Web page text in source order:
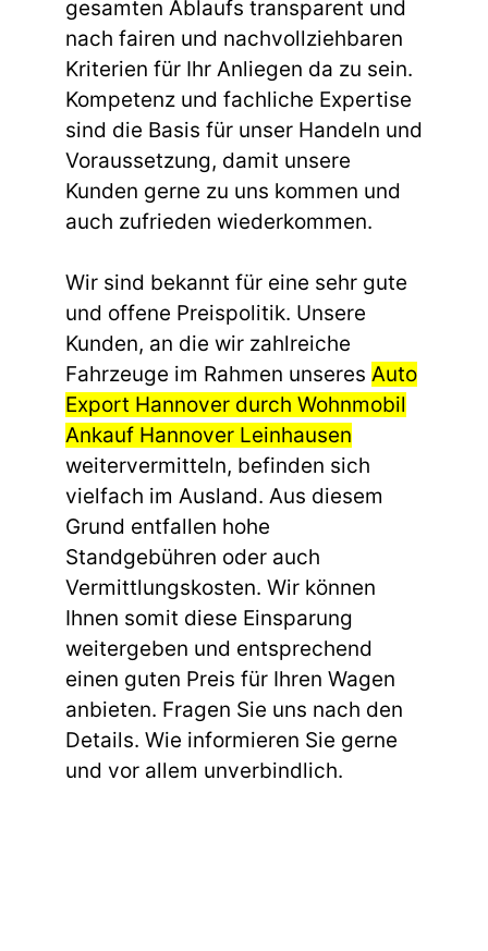
gesamten Ablaufs transparent und
nach fairen und nachvollziehbaren
Kriterien für Ihr Anliegen da zu sein.
Kompetenz und fachliche Expertise
sind die Basis für unser Handeln und
Voraussetzung, damit unsere
Kunden gerne zu uns kommen und
auch zufrieden wiederkommen.
Wir sind bekannt für eine sehr gute
und offene Preispolitik. Unsere
Kunden, an die wir zahlreiche
Fahrzeuge im Rahmen unseres Auto
Export Hannover durch Wohnmobil
Ankauf Hannover Leinhausen
weitervermitteln, befinden sich
vielfach im Ausland. Aus diesem
Grund entfallen hohe
Standgebühren oder auch
Vermittlungskosten. Wir können
Ihnen somit diese Einsparung
weitergeben und entsprechend
einen guten Preis für Ihren Wagen
anbieten. Fragen Sie uns nach den
Details. Wie informieren Sie gerne
und vor allem unverbindlich.